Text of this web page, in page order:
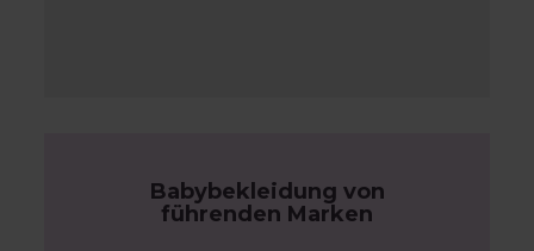
Babybekleidung von
führenden Marken